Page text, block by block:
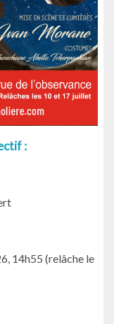
:
14h55 (relâche le